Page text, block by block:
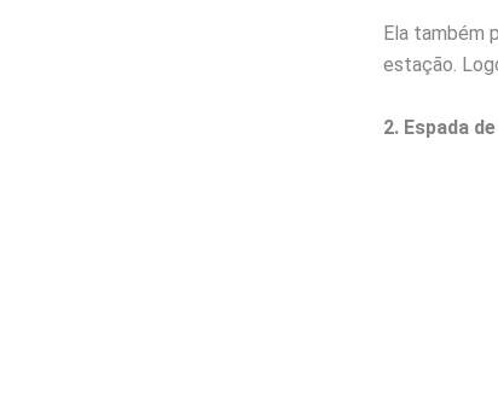
Ela também
estação.
2. Espada